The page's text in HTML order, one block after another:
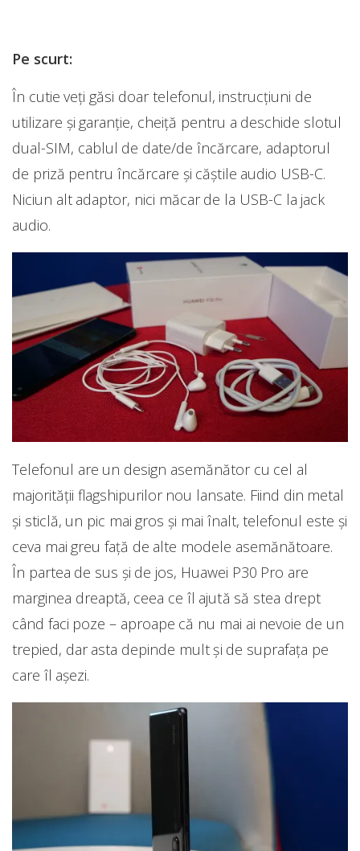
Pe scurt:
În cutie veți găsi doar telefonul, instrucțiuni de
utilizare și garanție, cheiță pentru a deschide slotul
dual-SIM, cablul de date/de încărcare, adaptorul
de priză pentru încărcare și căștile audio USB-C.
Niciun alt adaptor, nici măcar de la USB-C la jack
audio.
Telefonul are un design asemănător cu cel al
majorității flagshipurilor nou lansate. Fiind din metal
și sticlă, un pic mai gros și mai înalt, telefonul este și
ceva mai greu față de alte modele asemănătoare.
În partea de sus și de jos, Huawei P30 Pro are
marginea dreaptă, ceea ce îl ajută să stea drept
când faci poze – aproape că nu mai ai nevoie de un
trepied, dar asta depinde mult și de suprafața pe
care îl așezi.